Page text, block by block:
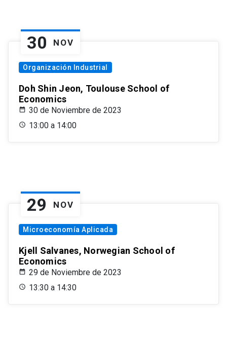
30 NOV
Organización Industrial
Doh Shin Jeon, Toulouse School of
Economics
30 de Noviembre de 2023
13:00 a 14:00
29 NOV
Microeconomía Aplicada
Kjell Salvanes, Norwegian School of
Economics
29 de Noviembre de 2023
13:30 a 14:30